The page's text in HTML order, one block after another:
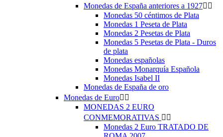
Monedas de España anteriores a 1927 
Monedas 50 céntimos de Plata
Monedas 1 Peseta de Plata
Monedas 2 Pesetas de Plata
Monedas 5 Pesetas de Plata - Duros
de plata
Monedas españolas
Monedas Monarquía Española
Monedas Isabel II
Monedas de España de oro
Monedas de Euro 
MONEDAS 2 EURO
CONMEMORATIVAS  
Monedas 2 Euro TRATADO DE